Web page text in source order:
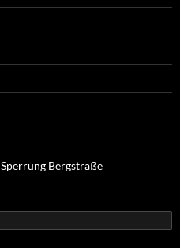
Sperrung Bergstraße